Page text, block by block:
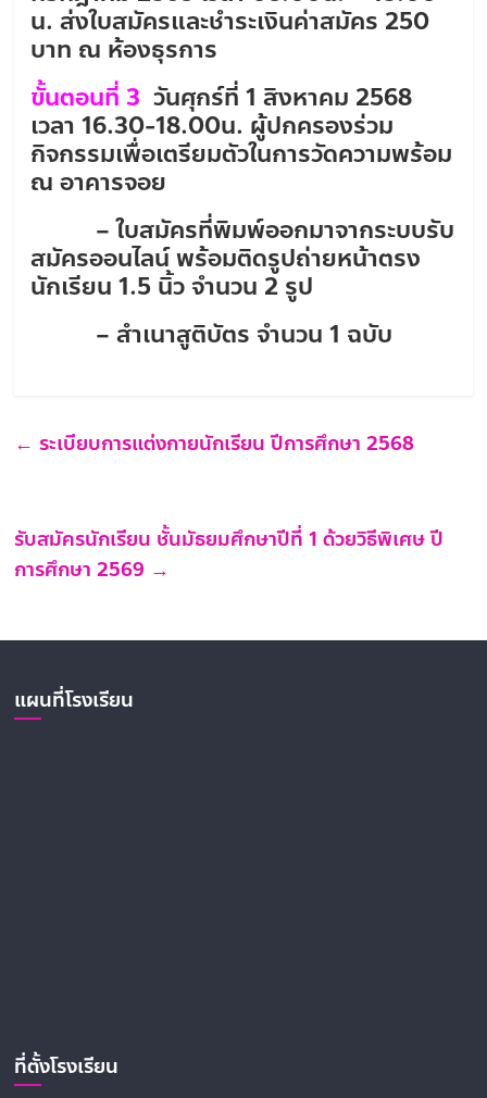
น. ส่งใบสมัครและชำระเงินค่าสมัคร 250
บาท ณ ห้องธุรการ
ขั้นตอนที่ 3 วันศุกร์ที่ 1 สิงหาคม 2568
เวลา 16.30-18.00น. ผู้ปกครองร่วม
กิจกรรมเพื่อเตรียมตัวในการวัดความพร้อม
ณ อาคารจอย
– ใบสมัครที่พิมพ์ออกมาจากระบบรับ
สมัครออนไลน์ พร้อมติดรูปถ่ายหน้าตรง
นักเรียน 1.5 นิ้ว จำนวน 2 รูป
– สำเนาสูติบัตร จำนวน 1 ฉบับ
← ระเบียบการแต่งกายนักเรียน ปีการศึกษา 2568
รับสมัครนักเรียน ชั้นมัธยมศึกษาปีที่ 1 ด้วยวิธีพิเศษ ปี
การศึกษา 2569 →
แผนที่โรงเรียน
ที่ตั้งโรงเรียน